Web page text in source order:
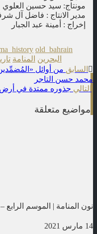
مونتاج: سيد حسين العلوي
مدير الانتاج : فاضل آل
إخراج : أمينة عبد الجبار
old_bahrain
البحرين المنامة
السابق من أوائل
محمد حسن التاجر
التالي جذوره ممتدة في أرض
مواضيع متعلقة
نون المنامة | الموسم الرابع – الحلقة 10 – المهندسة
14 مارس 2021